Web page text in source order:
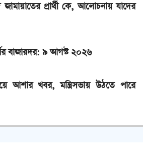
জামায়াতের প্রার্থী কে, আলোচনায় যাদের
বাজারদর: ৯ আগস্ট ২০২৬
আশার খবর, মন্ত্রিসভায় উঠতে পারে